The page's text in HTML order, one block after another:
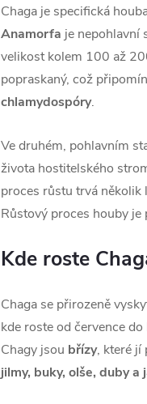
Chaga je specifická
Anamorfa je nepohlavní
velikost kolem 100 až
popraskaný, což
chlamydospóry.
Ve druhém, pohlavním
života hostitelského
proces růstu trvá několik
Růstový proces houby
Kde roste
Chaga se přirozeně
kde roste od července
Chagy jsou břízy, které jí
jilmy, buky, olše, duby a